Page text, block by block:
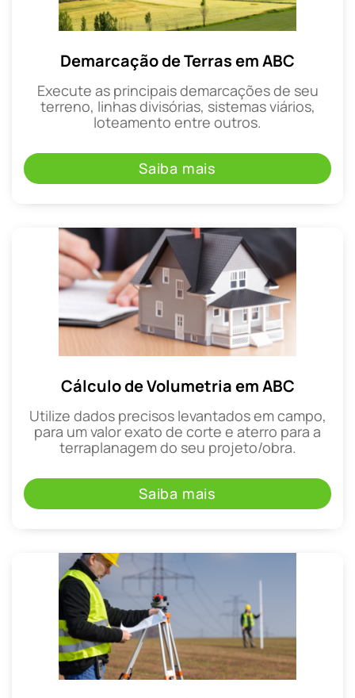
Demarcação de Terras em ABC
Execute as principais demarcações de seu
terreno, linhas divisórias, sistemas viários,
loteamento entre outros.
Saiba mais
Cálculo de Volumetria em ABC
Utilize dados precisos levantados em campo,
para um valor exato de corte e aterro para a
terraplanagem do seu projeto/obra.
Saiba mais